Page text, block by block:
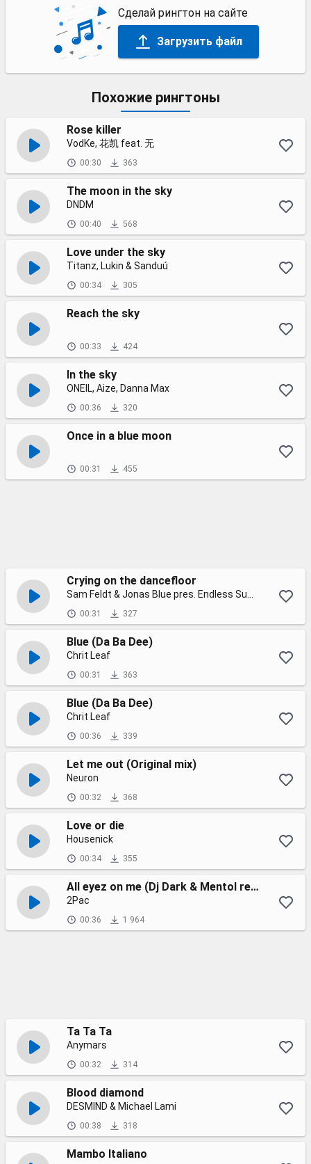
Сделай рингтон на сайте
Загрузить файл
Похожие рингтоны
Rose killer
VodKe, 花凯 feat. 无
00:30 363
The moon in the sky
DNDM
00:40 568
Love under the sky
Titanz, Lukin & Sanduú
00:34 305
Reach the sky
00:33 424
In the sky
ONEIL, Aize, Danna Max
00:36 320
Once in a blue moon
00:31 455
Crying on the dancefloor
00:31 327
Blue (Da Ba Dee)
Chrit Leaf
00:31 363
Blue (Da Ba Dee)
Chrit Leaf
00:36 339
Let me out (Original mix)
Neuron
00:32 368
Love or die
Housenick
00:34 355
All eyez on me (Dj Dark & Mentol remix)
2Pac
00:36 1 964
Ta Ta Ta
Anymars
00:32 314
Blood diamond
DESMIND & Michael Lami
00:38 318
Mambo Italiano